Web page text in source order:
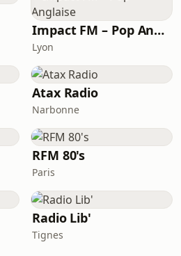
Impact FM – Pop Anglaise
Lyon
Atax Radio
Narbonne
RFM 80's
Paris
Radio Lib'
Tignes